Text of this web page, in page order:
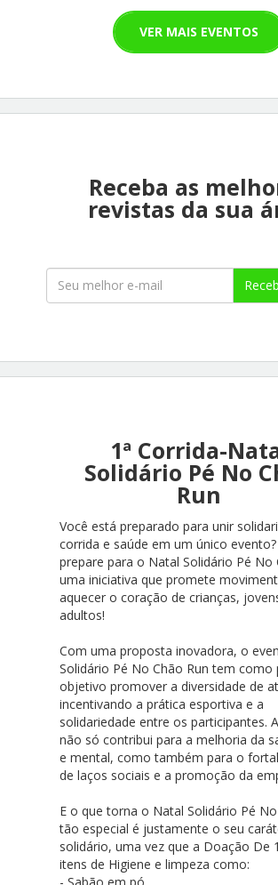
VER MAIS EVENTOS
Receba as
revistas da sua
1ª Corrida-
Solidário Pé No
Run
Você está preparado para unir
corrida e saúde em um único
prepare para o Natal Solidário Pé No
uma iniciativa que promete
aquecer o coração de crianças,
adultos!
Com uma proposta inovadora, o
Solidário Pé No Chão Run tem como
objetivo promover a diversidade de
incentivando a prática esportiva e a
solidariedade entre os participantes.
não só contribui para a melhoria da
e mental, como também para o
de laços sociais e a promoção da
E o que torna o Natal Solidário Pé
tão especial é justamente o seu
solidário, uma vez que a Doação De
itens de Higiene e limpeza como:
- Sabão em pó